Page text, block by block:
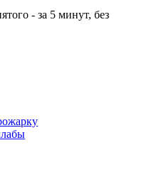
- за 5 минут, без